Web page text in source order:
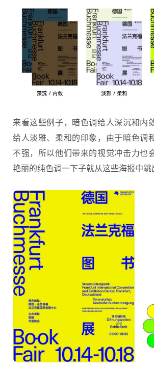
来看这些例子，暗色调给人深沉和内
给人淡雅、柔和的印象，由于暗色调
不强，所以他们带来的视觉冲击力也
艳丽的纯色调一下子就从这些海报中跳